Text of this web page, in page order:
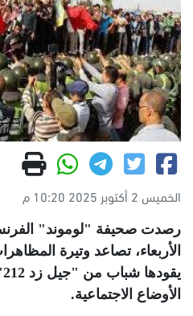
الخميس 2 أكتوبر 2025 10:20 م
رصدت صحيفة "لوموند"
الأربعاء، تصاعد وتيرة
الأوضاع الاجتماعية.